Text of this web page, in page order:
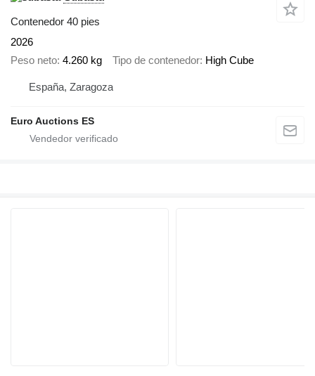
Contenedor 40 pies
2026
Peso neto 4.260 kg Tipo de contenedor High Cube
España, Zaragoza
Euro Auctions ES